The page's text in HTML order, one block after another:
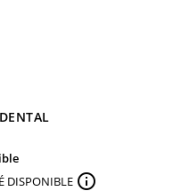
DISPONIBLE 